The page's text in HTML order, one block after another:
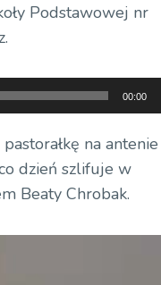
Podstawowej nr
00:00
na antenie
dzień szlifuje w
Beaty Chrobak.